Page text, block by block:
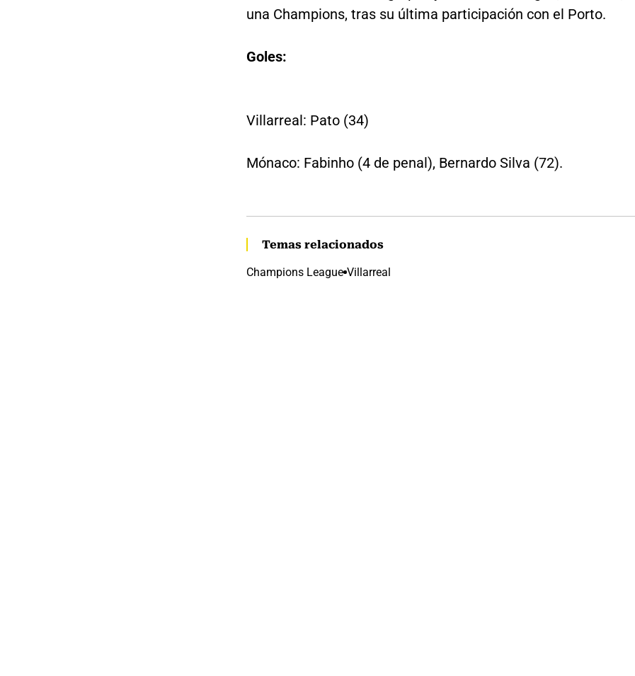
una Champions, tras su última participación con el Porto.
Goles:
Villarreal: Pato (34)
Mónaco: Fabinho (4 de penal), Bernardo Silva (72).
Temas relacionados
Champions League Villarreal